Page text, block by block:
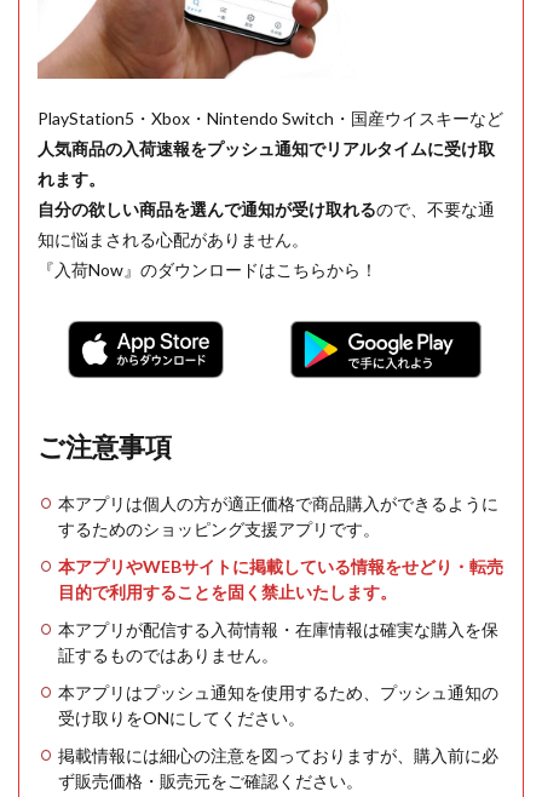
PlayStation5・Xbox・Nintendo Switch・国産ウイスキーなど
人気商品の入荷速報をプッシュ通知でリアルタイムに受け取
れます。
自分の欲しい商品を選んで通知が受け取れるので、不要な通
知に悩まされる心配がありません。
『入荷Now』のダウンロードはこちらから！
ご注意事項
本アプリは個人の方が適正価格で商品購入ができるように
するためのショッピング支援アプリです。
本アプリやWEBサイトに掲載している情報をせどり・転売
目的で利用することを固く禁止いたします。
本アプリが配信する入荷情報・在庫情報は確実な購入を保
証するものではありません。
本アプリはプッシュ通知を使用するため、プッシュ通知の
受け取りをONにしてください。
掲載情報には細心の注意を図っておりますが、購入前に必
ず販売価格・販売元をご確認ください。